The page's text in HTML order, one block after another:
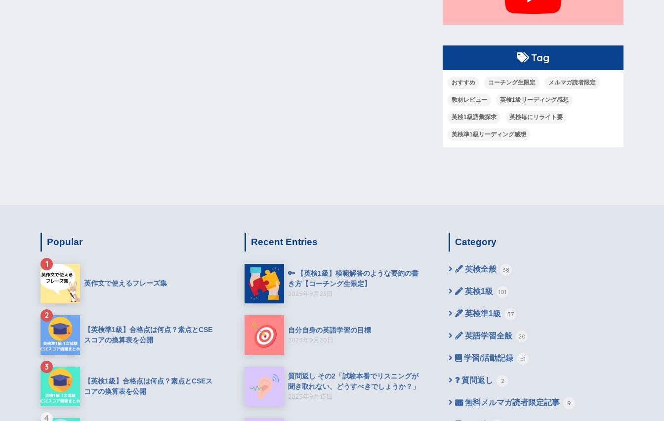
Tag
おすすめ コーチング生限定 メルマガ読者限定
教材レビュー 英検1級リーディング感想
英検1級語彙探求 英検毎にリライト要
英検準1級リーディング感想
Popular
1
英作文で使えるフレーズ集
2
【英検準1級】合格点は何点？素点とCSE
スコアの換算表を公開
3
【英検1級】合格点は何点？素点とCSEス
コアの換算表を公開
4
Recent Entries
🔑 【英検1級】模範解答のような要約の書
き方【コーチング生限定】
2025年9月23日
自分自身の英語学習の目標
2025年9月20日
質問返し その2「試験本番でリスニングが
聞き取れない、どうすべきでしょうか？」
2025年9月15日
Category
英検全般 38
英検1級 101
英検準1級 37
英語学習全般 20
学習/活動記録 51
質問返し 2
無料メルマガ読者限定記事 9